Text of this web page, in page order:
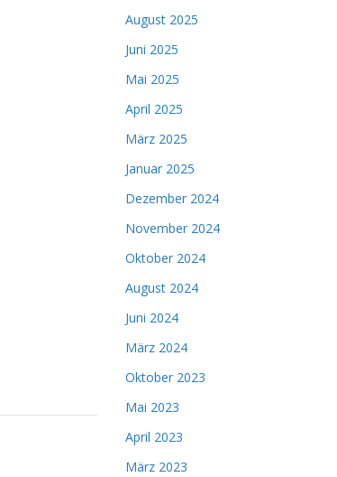
August 2025
Juni 2025
Mai 2025
April 2025
März 2025
Januar 2025
Dezember 2024
November 2024
Oktober 2024
August 2024
Juni 2024
März 2024
Oktober 2023
Mai 2023
April 2023
März 2023